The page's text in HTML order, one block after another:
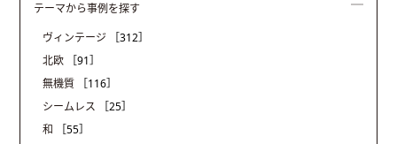
テーマから事例を探す
ヴィンテージ
［312］
北欧
［91］
無機質
［116］
シームレス
［25］
和
［55］